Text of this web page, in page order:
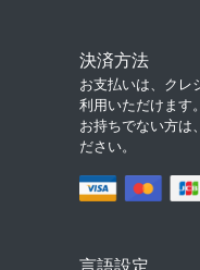
決済方法
お支払いは、クレ
利用いただけます
お持ちでない方は
ださい。
言語設定